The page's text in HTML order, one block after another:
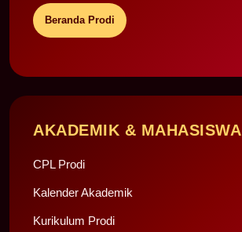
Beranda Prodi
AKADEMIK & MAHASISWA
CPL Prodi
Kalender Akademik
Kurikulum Prodi